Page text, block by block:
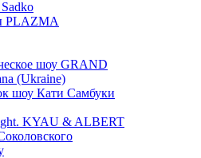
PLAZMA
шоу GRAND
(Ukraine)
шоу Кати Самбуки
KYAU & ALBERT